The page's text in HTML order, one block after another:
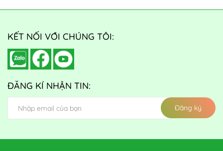
KẾT NỐI VỚI CHÚNG TÔI:
ĐĂNG KÍ NHẬN TIN:
Đăng ký